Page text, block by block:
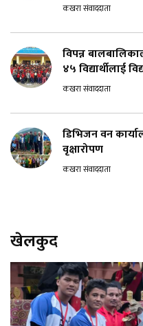
कखरा संवाददाता
विपन्न
४५ विद्यार्थीलाई
कखरा संवाददाता
डिभिजन वन
वृक्षारोपण
कखरा संवाददाता
खेलकुद